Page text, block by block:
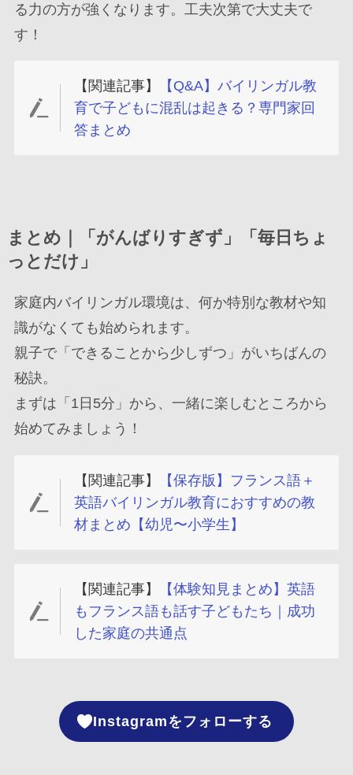
る力の方が強くなります。工夫次第で大丈夫で
す！
【関連記事】
【Q&A】バイリンガル教
育で子どもに混乱は起きる？専門家回
答まとめ
まとめ｜「がんばりすぎず」「毎日ちょ
っとだけ」
家庭内バイリンガル環境は、何か特別な教材や知
識がなくても始められます。
親子で「できることから少しずつ」がいちばんの
秘訣。
まずは「1日5分」から、一緒に楽しむところから
始めてみましょう！
【関連記事】
【保存版】フランス語＋
英語バイリンガル教育におすすめの教
材まとめ【幼児〜小学生】
【関連記事】
【体験知見まとめ】英語
もフランス語も話す子どもたち｜成功
した家庭の共通点
Instagramをフォローする